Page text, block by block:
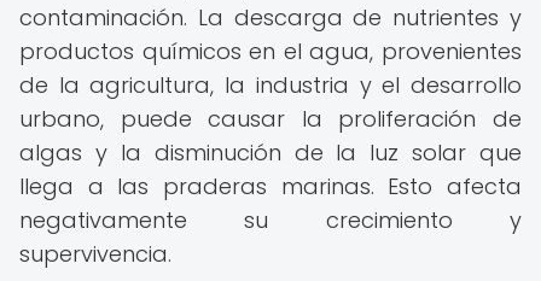
contaminación. La descarga de nutrientes y
productos químicos en el agua, provenientes
de la agricultura, la industria y el desarrollo
urbano, puede causar la proliferación de
algas y la disminución de la luz solar que
llega a las praderas marinas. Esto afecta
negativamente su crecimiento y
supervivencia.